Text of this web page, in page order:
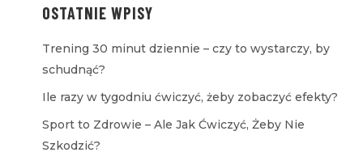
OSTATNIE WPISY
Trening 30 minut dziennie – czy to wystarczy, by
schudnąć?
Ile razy w tygodniu ćwiczyć, żeby zobaczyć efekty?
Sport to Zdrowie – Ale Jak Ćwiczyć, Żeby Nie
Szkodzić?